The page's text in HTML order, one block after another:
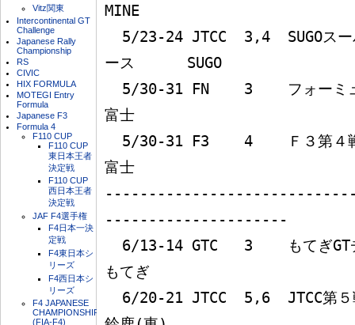
Vitz関東
Intercontinental GT
Challenge
Japanese Rally
Championship
RS
CIVIC
HIX FORMULA
MOTEGI Entry
Formula
Japanese F3
Formula 4
F110 CUP
F110 CUP
東日本王者
決定戦
F110 CUP
西日本王者
決定戦
JAF F4選手権
F4日本一決
定戦
F4東日本シ
リーズ
F4西日本シ
リーズ
F4 JAPANESE
CHAMPIONSHIP
(FIA-F4)
MINE
ース      SUGO
富士
富士
---------------------
もてぎ